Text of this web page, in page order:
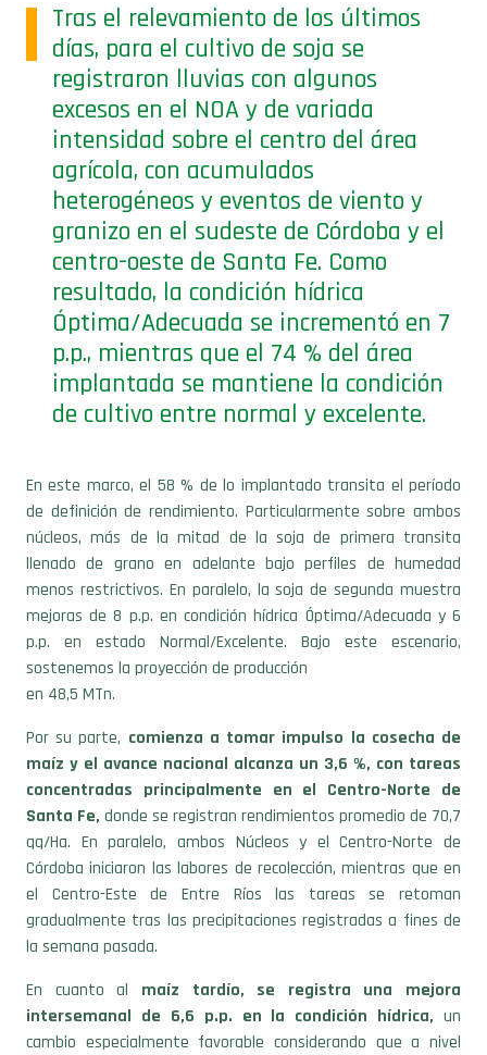
Tras el relevamiento de los últimos
días, para el cultivo de soja se
registraron lluvias con algunos
excesos en el NOA y de variada
intensidad sobre el centro del área
agrícola, con acumulados
heterogéneos y eventos de viento y
granizo en el sudeste de Córdoba y el
centro-oeste de Santa Fe. Como
resultado, la condición hídrica
Óptima/Adecuada se incrementó en 7
p.p., mientras que el 74 % del área
implantada se mantiene la condición
de cultivo entre normal y excelente.
En este marco, el 58 % de lo implantado transita el período
de definición de rendimiento. Particularmente sobre ambos
núcleos, más de la mitad de la soja de primera transita
llenado de grano en adelante bajo perfiles de humedad
menos restrictivos. En paralelo, la soja de segunda muestra
mejoras de 8 p.p. en condición hídrica Óptima/Adecuada y 6
p.p. en estado Normal/Excelente. Bajo este escenario,
sostenemos la proyección de producción
en 48,5 MTn.
Por su parte, comienza a tomar impulso la cosecha de
maíz y el avance nacional alcanza un 3,6 %, con tareas
concentradas principalmente en el Centro-Norte de
Santa Fe, donde se registran rendimientos promedio de 70,7
qq/Ha. En paralelo, ambos Núcleos y el Centro-Norte de
Córdoba iniciaron las labores de recolección, mientras que en
el Centro-Este de Entre Ríos las tareas se retoman
gradualmente tras las precipitaciones registradas a fines de
la semana pasada.
En cuanto al maíz tardío, se registra una mejora
intersemanal de 6,6 p.p. en la condición hídrica, un
cambio especialmente favorable considerando que a nivel